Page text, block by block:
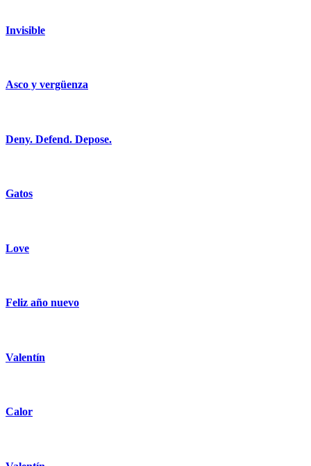
Invisible
Asco y vergüenza
Deny. Defend. Depose.
Gatos
Love
Feliz año nuevo
Valentín
Calor